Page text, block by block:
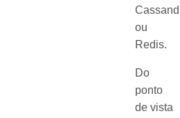
ou
Redis.
Do
ponto
de vista